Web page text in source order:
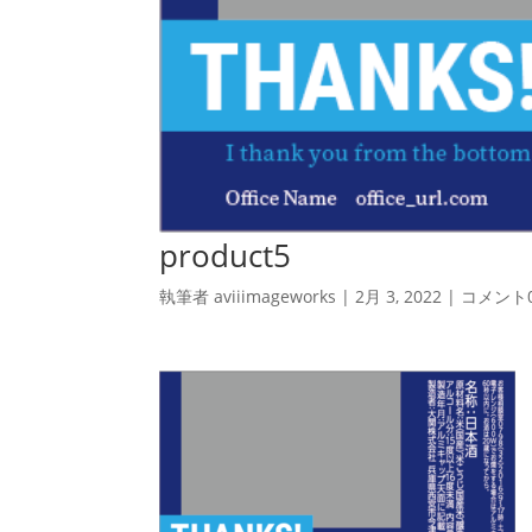
product5
執筆者aviiimageworks | 2月 3, 2022 | コメン